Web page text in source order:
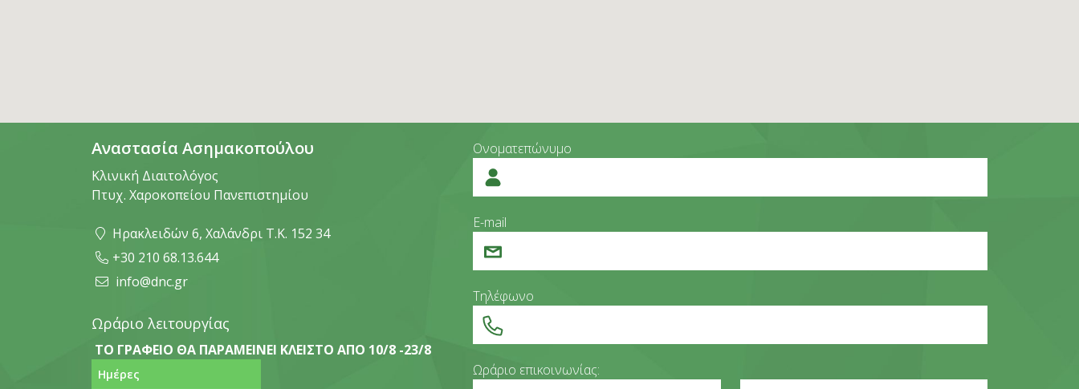
Αναστασία Ασημακοπούλου
Κλινική Διαιτολόγος
Πτυχ. Χαροκοπείου Πανεπιστημίου
Ηρακλειδών 6, Χαλάνδρι Τ.Κ. 152 34
+30 210 68.13.644
info@dnc.gr
Ωράριο λειτουργίας
ΤΟ ΓΡΑΦΕΙΟ ΘΑ ΠΑΡΑΜΕΙΝΕΙ ΚΛΕΙΣΤΟ ΑΠΟ 10/8 -23/8
Ημέρες
Ονοματεπώνυμο
E-mail
Τηλέφωνο
Ωράριο επικοινωνίας: